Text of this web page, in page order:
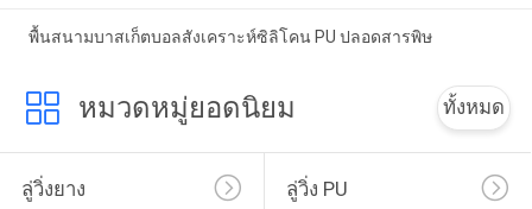
พื้นสนามบาสเก็ตบอลสังเคราะห์ซิลิโคน PU ปลอดสารพิษ
หมวดหมู่ยอดนิยม ทั้งหมด
ลู่วิ่งยาง ลู่วิ่ง PU